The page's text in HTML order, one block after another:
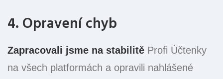
4. Opravení chyb
Zapracovali jsme na stabilitě Profi Účtenky
na všech platformách a opravili nahlášené